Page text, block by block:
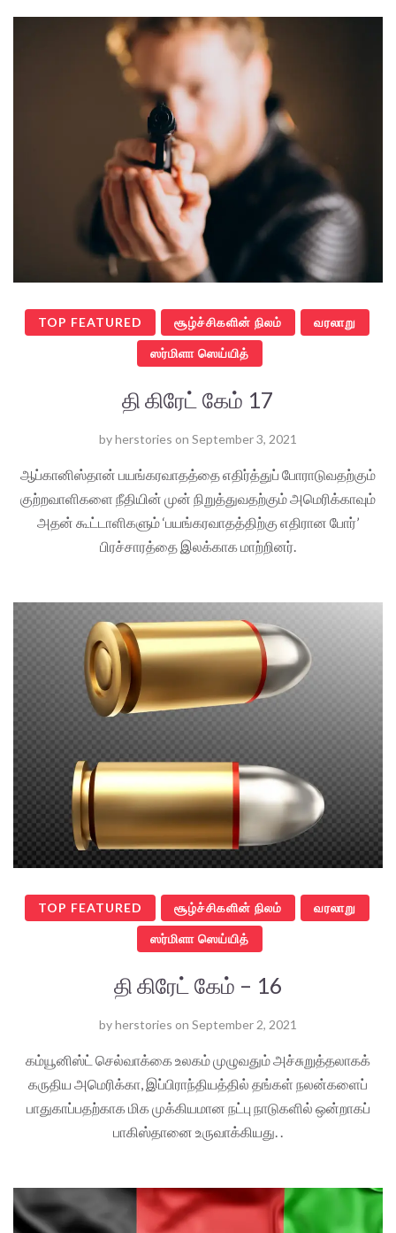
TOP FEATURED சூழ்ச்சிகளின் நிலம் வரலாறு
ஸர்மிளா ஸெய்யித்
தி கிரேட் கேம் 17
byherstories on September 3, 2021
ஆப்கானிஸ்தான் பயங்கரவாதத்தை எதிர்த்துப் போராடுவதற்கும்
குற்றவாளிகளை நீதியின் முன் நிறுத்துவதற்கும் அமெரிக்காவும்
அதன் கூட்டாளிகளும் ‘பயங்கரவாதத்திற்கு எதிரான போர்’
பிரச்சாரத்தை இலக்காக மாற்றினர்.
TOP FEATURED சூழ்ச்சிகளின் நிலம் வரலாறு
ஸர்மிளா ஸெய்யித்
தி கிரேட் கேம் – 16
byherstories on September 2, 2021
கம்யூனிஸ்ட் செல்வாக்கை உலகம் முழுவதும் அச்சுறுத்தலாகக்
கருதிய அமெரிக்கா, இப்பிராந்தியத்தில் தங்கள் நலன்களைப்
பாதுகாப்பதற்காக மிக முக்கியமான நட்பு நாடுகளில் ஒன்றாகப்
பாகிஸ்தானை உருவாக்கியது. .